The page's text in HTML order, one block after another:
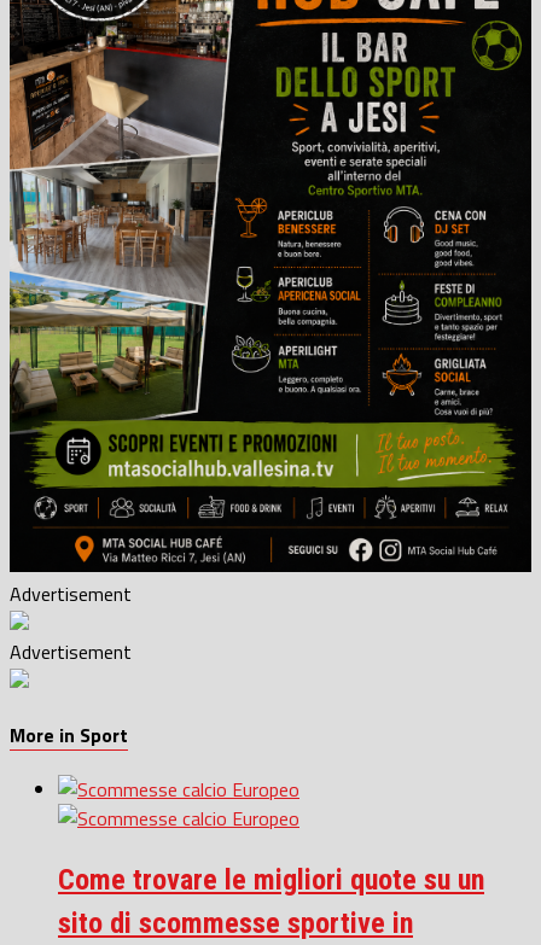
Advertisement
Advertisement
More in Sport
Come trovare le migliori quote su un
sito di scommesse sportive in